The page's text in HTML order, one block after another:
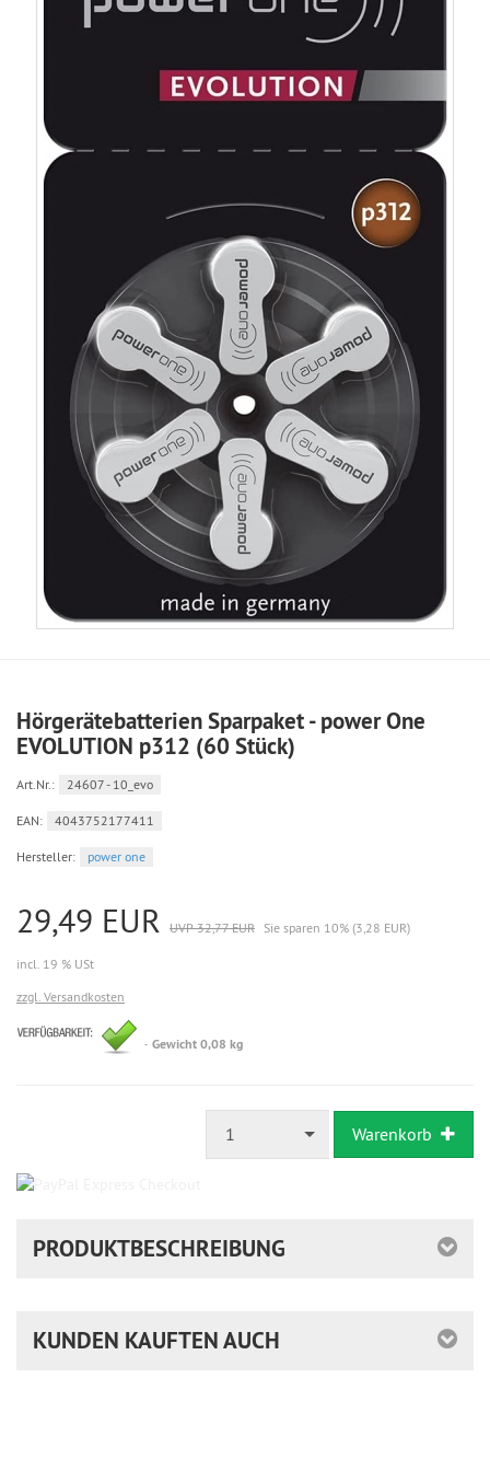
Hörgerätebatterien Sparpaket - power One
EVOLUTION p312 (60 Stück)
Art.Nr.: 24607 - 10_evo
EAN: 4043752177411
Hersteller: power one
29,49 EUR UVP 32,77 EUR Sie sparen 10% (3,28 EUR)
incl. 19 % USt
zzgl. Versandkosten
sofort
versandfertig,
Gewicht 0,08 kg
1 Warenkorb
PRODUKTBESCHREIBUNG
KUNDEN KAUFTEN AUCH